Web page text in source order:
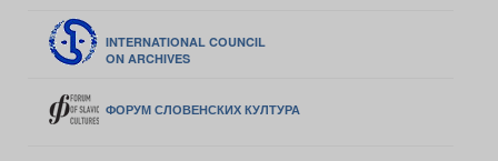
INTERNATIONAL COUNCIL
ON ARCHIVES
ФОРУМ СЛОВЕНСКИХ КУЛТУРА